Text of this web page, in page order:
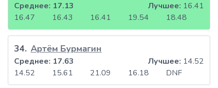
16.47 16.43 16.41 19.54 18.48
Среднее: 17.13 Лучшее: 16.41
34. Артём Бурмагин
14.52 15.61 21.09 16.18 DNF
Среднее: 17.63 Лучшее: 14.52